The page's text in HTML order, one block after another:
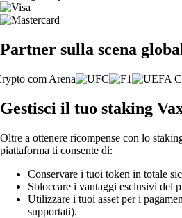
Partner sulla scena
Gestisci il tuo staking
Oltre a ottenere ricompense con lo
piattaforma ti consente di:
Conservare i tuoi token in totale
Sbloccare i vantaggi esclusivi del
Utilizzare i tuoi asset per i
supportati).